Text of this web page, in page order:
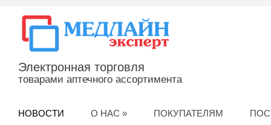
Электронная торговля
товарами аптечного ассортимента
НОВОСТИ О НАС » ПОКУПАТЕЛЯМ